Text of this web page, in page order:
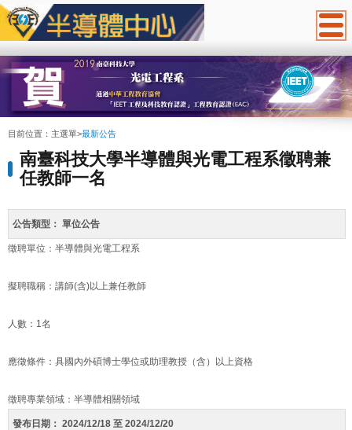
:::
目前位置： 主選單>最新公告
南臺科技⼤學半導體與光電⼯程系徵聘兼
任教師⼀名
公告類型： 單位公告
徵聘單位：半導體與光電⼯程系
擬聘職稱：講師(含)以上兼任教師
人數：1名
應徵條件：具國內外碩博士學位或助理教授（含）以上資格
徵聘專業領域：半導體相關領域
發布日期： 2024/12/18 至 2024/12/20